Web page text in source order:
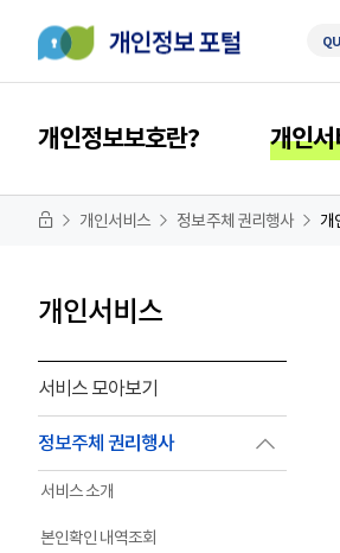
개인정보보호란? 개인
개인서비스 정보주체 권리행사 개
개인서비스
서비스 모아보기
정보주체 권리행사
서비스 소개
본인확인 내역조회